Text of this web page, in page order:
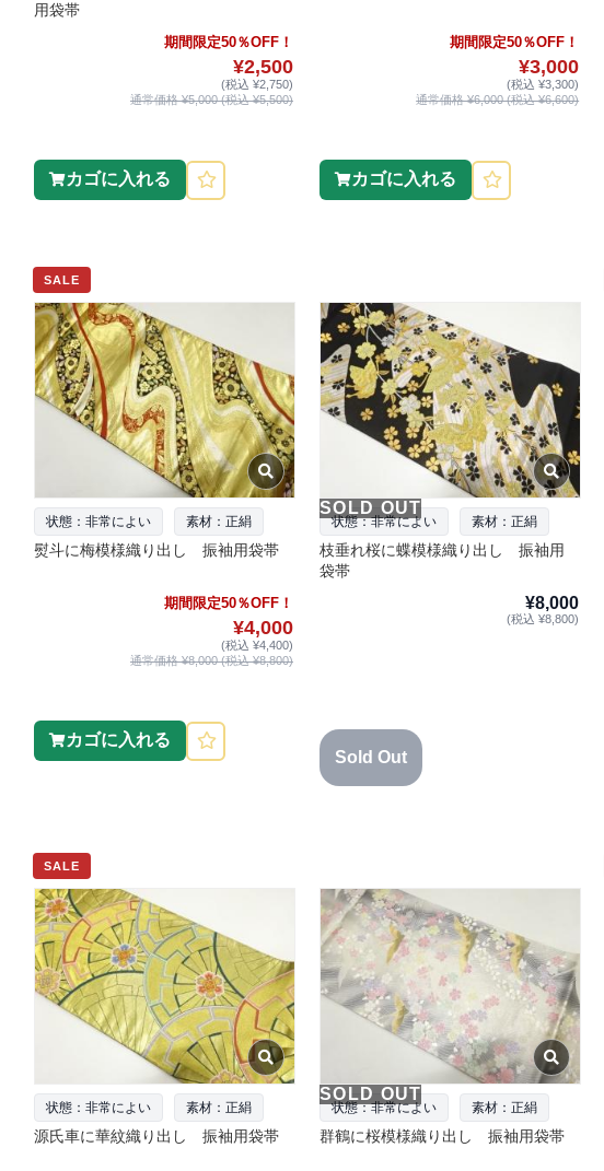
用袋帯
期間限定50％OFF！
¥2,500
(税込 ¥2,750)
通常価格 ¥5,000 (税込 ¥5,500)
カゴに入れる
期間限定50％OFF！
¥3,000
(税込 ¥3,300)
通常価格 ¥6,000 (税込 ¥6,600)
カゴに入れる
SALE
状態：非常によい 素材：正絹
熨斗に梅模様織り出し 振袖用袋帯
期間限定50％OFF！
¥4,000
(税込 ¥4,400)
通常価格 ¥8,000 (税込 ¥8,800)
カゴに入れる
SOLD OUT
状態：非常によい 素材：正絹
枝垂れ桜に蝶模様織り出し 振袖用
袋帯
¥8,000
(税込 ¥8,800)
Sold Out
SALE
状態：非常によい 素材：正絹
源氏車に華紋織り出し 振袖用袋帯
SOLD OUT
状態：非常によい 素材：正絹
群鶴に桜模様織り出し 振袖用袋帯